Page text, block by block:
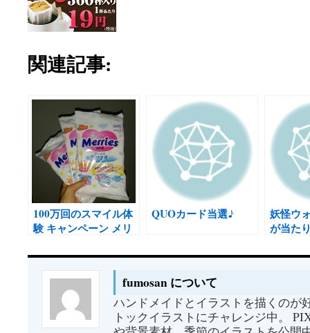
関連記事:
100万回のスマイル体
験 キャンペーン メリ
が当たりました
QUOカード当選♪
妖怪ウ
が当た
fumosan について
ハンドメイドとイラストを描くのが
トックイラストにチャレンジ中。